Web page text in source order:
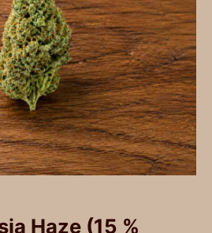
Haze (15 %